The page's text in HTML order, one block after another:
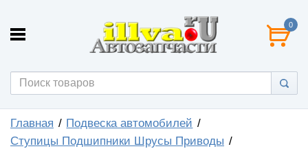
0
Главная
Подвеска автомобилей
Ступицы Подшипники Шрусы Приводы